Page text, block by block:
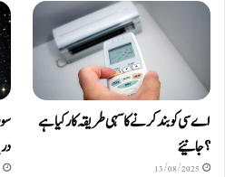
اے سی کو بند کرنے کا سہی طریقہ کار کیا ہے
؟ جانیئے
13/08/2025